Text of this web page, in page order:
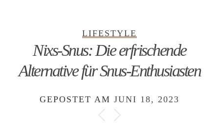
LIFESTYLE
Nixs-Snus: Die erfrischende
Alternative für Snus-Enthusiasten
GEPOSTET AM JUNI 18, 2023